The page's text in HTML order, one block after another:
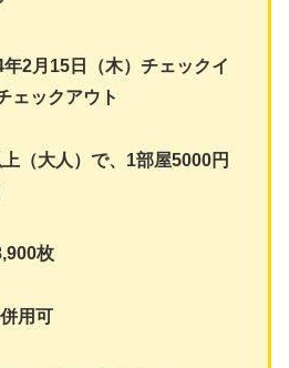
2月15日（木）チェックイ
ェックアウト
（大人）で、1部屋5000円
枚
用可